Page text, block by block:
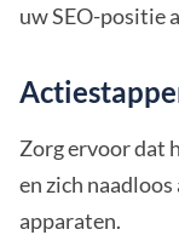
uw SEO-positie
Zorg ervoor dat
en zich
apparaten.